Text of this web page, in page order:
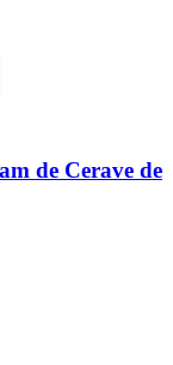
de Cerave de